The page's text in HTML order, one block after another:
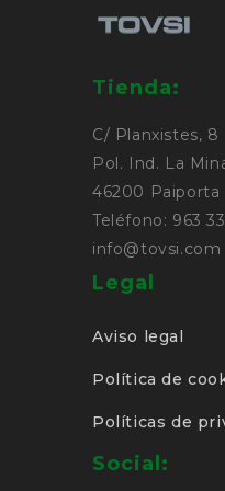
Tienda:
C/ Planxistes, 8
Pol. Ind. La
46200 Paiporta
Teléfono: 963
info@tovsi.com
Legal
Aviso legal
Política de
Políticas de
Social: